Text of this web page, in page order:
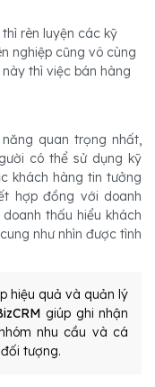
rèn luyện các kỹ
nghiệp cũng vô cùng
thì việc bán hàng
quan trọng nhất,
có thể sử dụng kỹ
khách hàng tin tưởng
hợp đồng với doanh
thấu hiểu khách
như nhìn được tình
hiệu quả và quản lý
giúp ghi nhận
nhu cầu và cá
tượng.